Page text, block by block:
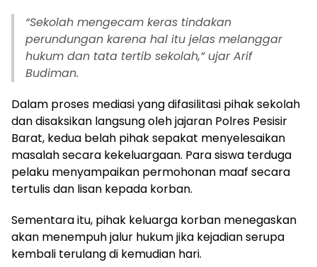
“Sekolah mengecam keras tindakan
perundungan karena hal itu jelas melanggar
hukum dan tata tertib sekolah,” ujar Arif
Budiman.
Dalam proses mediasi yang difasilitasi pihak sekolah
dan disaksikan langsung oleh jajaran Polres Pesisir
Barat, kedua belah pihak sepakat menyelesaikan
masalah secara kekeluargaan. Para siswa terduga
pelaku menyampaikan permohonan maaf secara
tertulis dan lisan kepada korban.
Sementara itu, pihak keluarga korban menegaskan
akan menempuh jalur hukum jika kejadian serupa
kembali terulang di kemudian hari.